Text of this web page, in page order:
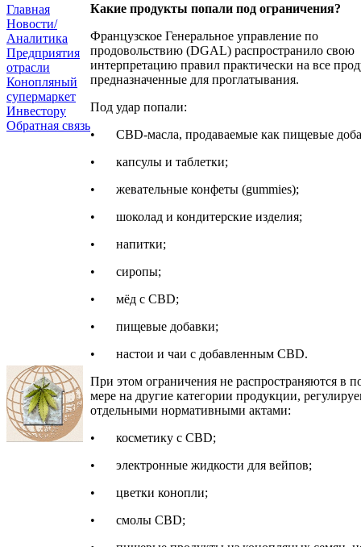
Главная
Новости/
Аналитика
Предприятия
отрасли
Конопляный
супермаркет
Инвестору
Обратная связь
Какие продукты попали под ограничения?
Французское Генеральное управление по
продовольствию (DGAL) распространило свою
интерпретацию правил практически на все
предназначенные для проглатывания.
Под удар попали:
•
CBD-масла, продаваемые как пищевые
•
капсулы и таблетки;
•
жевательные конфеты (gummies);
•
шоколад и кондитерские изделия;
•
напитки;
•
сиропы;
•
мёд с CBD;
•
пищевые добавки;
•
настои и чаи с добавленным CBD.
При этом ограничения не распространяются в
мере на другие категории продукции,
отдельными нормативными актами:
•
косметику с CBD;
•
электронные жидкости для вейпов;
•
цветки конопли;
•
смолы CBD;